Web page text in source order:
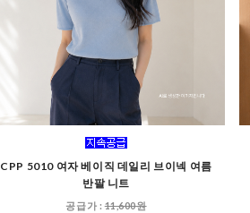
CPP 5010 여자 베이직 데일리 브이넥 여름
반팔 니트
공급가 :11,600원